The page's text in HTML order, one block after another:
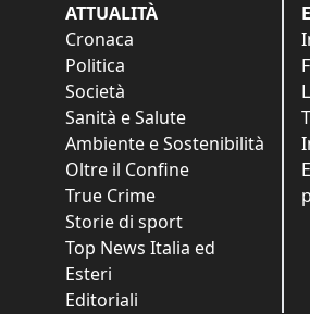
ATTUALITÀ
Cronaca
Politica
Società
Sanità e Salute
Ambiente e Sostenibilità
Oltre il Confine
True Crime
Storie di sport
Top News Italia ed
Esteri
Editoriali